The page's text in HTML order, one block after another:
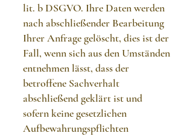
lit. b DSGVO. Ihre Daten werden
nach abschließender Bearbeitung
Ihrer Anfrage gelöscht, dies ist der
Fall, wenn sich aus den Umständen
entnehmen lässt, dass der
betroffene Sachverhalt
abschließend geklärt ist und
sofern keine gesetzlichen
Aufbewahrungspflichten